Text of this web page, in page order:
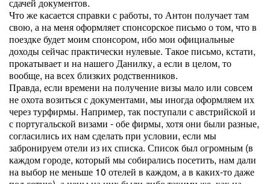
Что же касается справки с работы, то Антон получает там
свою, а на меня оформляет спонсорское письмо о том, что в
поездке будет моим спонсором, ибо мои официальные
доходы сейчас практически нулевые. Такое письмо, кстати,
прокатывает и на нашего Данилку, а если в целом, то
вообще, на всех близких родственников.
Правда, если времени на получение визы мало или совсем
не охота возиться с документами, мы иногда оформляем их
через турфирмы. Например, так поступали с австрийской и
с португальской визами - обе фирмы, хотя они были разные,
согласились их нам сделать при условии, если мы
забронируем отели из их списка. Список был огромным (в
каждом городе, который мы собирались посетить, нам дали
на выбор не меньше 10 отелей в каждом, а в каких-то даже